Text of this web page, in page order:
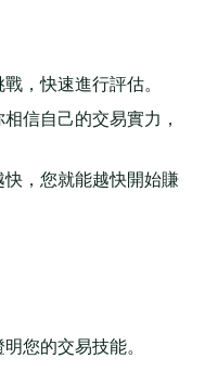
，快速進行評估。
信自己的交易實力，
，您就能越快開始賺
您的交易技能。